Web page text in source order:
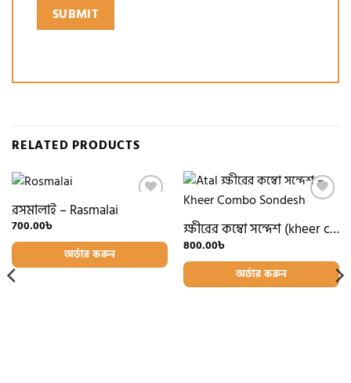
RELATED PRODUCTS
রসমালাই – Rasmalai
700.00৳
অর্ডার করুন
ক্ষীরের কম্বো সন্দেশ (kheer combo sondesh)
800.00৳
অর্ডার করুন